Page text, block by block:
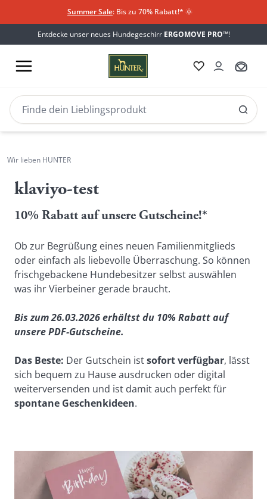
Summer Sale: Bis zu 70% Rabatt!* 🌞
Entdecke unser neues Hundegeschirr ERGOMOVE PRO™!
Wir lieben HUNTER
klaviyo-test
10% Rabatt auf unsere Gutscheine!*
Ob zur Begrüßung eines neuen Familienmitglieds
oder einfach als liebevolle Überraschung. So können
frischgebackene Hundebesitzer selbst auswählen
was ihr Vierbeiner gerade braucht.
Bis zum 26.03.2026 erhältst du 10% Rabatt auf
unsere PDF-Gutscheine.
Das Beste: Der Gutschein ist sofort verfügbar, lässt
sich bequem zu Hause ausdrucken oder digital
weiterversenden und ist damit auch perfekt für
spontane Geschenkideen.